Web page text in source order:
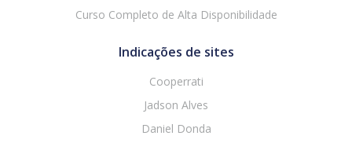
Curso Completo de Alta Disponibilidade
Indicações de sites
Cooperrati
Jadson Alves
Daniel Donda